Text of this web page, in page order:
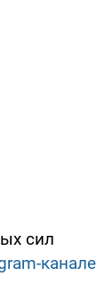
сил
канале